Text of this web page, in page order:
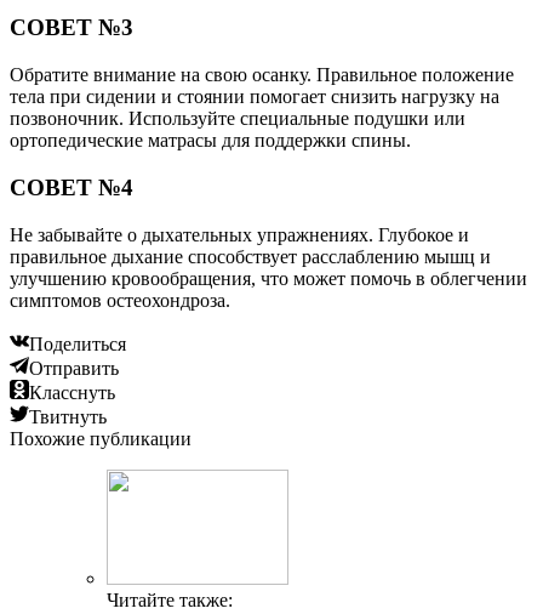
СОВЕТ №3
Обратите внимание на свою осанку. Правильное положение
тела при сидении и стоянии помогает снизить нагрузку на
позвоночник. Используйте специальные подушки или
ортопедические матрасы для поддержки спины.
СОВЕТ №4
Не забывайте о дыхательных упражнениях. Глубокое и
правильное дыхание способствует расслаблению мышц и
улучшению кровообращения, что может помочь в облегчении
симптомов остеохондроза.
Поделиться
Отправить
Класснуть
Твитнуть
Похожие публикации
Читайте также: